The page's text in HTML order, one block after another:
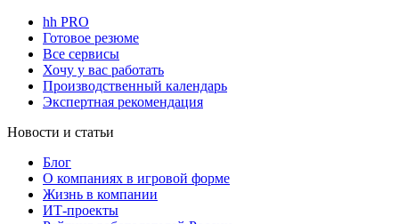
hh PRO
Готовое резюме
Все сервисы
Хочу у вас работать
Производственный календарь
Экспертная рекомендация
Новости и статьи
Блог
О компаниях в игровой форме
Жизнь в компании
ИТ-проекты